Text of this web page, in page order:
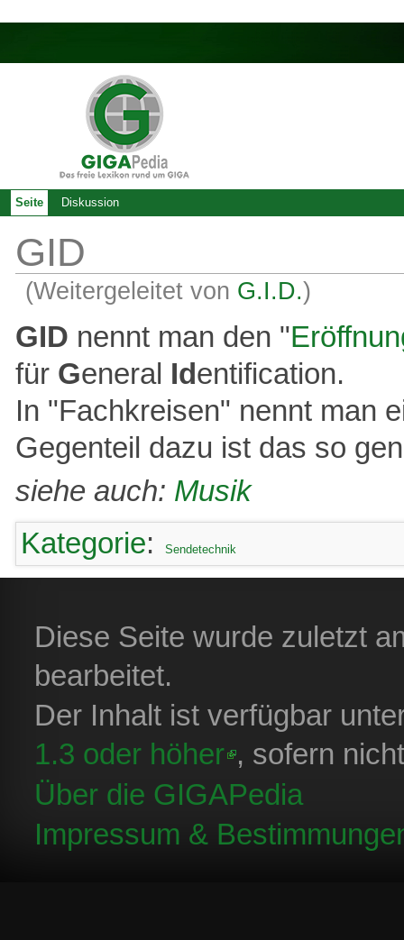
GID
(Weitergeleitet von G.I.D.)
GID nennt man den "
für General Identification.
In "Fachkreisen" nennt man
Gegenteil dazu ist das so
siehe auch: Musik
Kategorie: Sendetechnik
Seite Diskussion
Diese Seite wurde zuletzt
bearbeitet.
Der Inhalt ist verfügbar
1.3 oder höher , sofern
Über die GIGAPedia
Impressum &